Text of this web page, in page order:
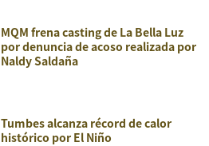
MQM frena casting de La Bella Luz
por denuncia de acoso realizada por
Naldy Saldaña
Tumbes alcanza récord de calor
histórico por El Niño